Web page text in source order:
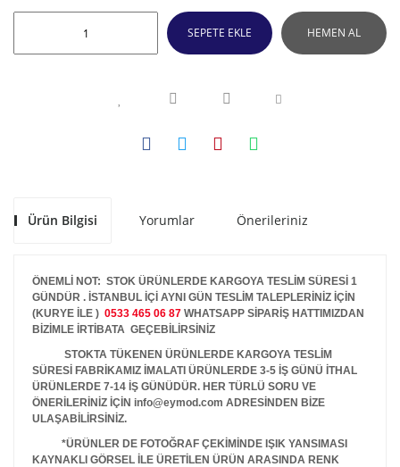
SEPETE EKLE HEMEN AL
Ürün Bilgisi Yorumlar Önerileriniz
ÖNEMLİ NOT: STOK ÜRÜNLERDE KARGOYA TESLİM SÜRESİ 1
GÜNDÜR . İSTANBUL İÇİ AYNI GÜN TESLİM TALEPLERİNİZ İÇİN
(KURYE İLE ) 0533 465 06 87 WHATSAPP SİPARİŞ HATTIMIZDAN
BİZİMLE İRTİBATA GEÇEBİLİRSİNİZ
STOKTA TÜKENEN ÜRÜNLERDE KARGOYA TESLİM
SÜRESİ FABRİKAMIZ İMALATI ÜRÜNLERDE 3-5 İŞ GÜNÜ İTHAL
ÜRÜNLERDE 7-14 İŞ GÜNÜDÜR. HER TÜRLÜ SORU VE
ÖNERİLERİNİZ İÇİN info@eymod.com ADRESİNDEN BİZE
ULAŞABİLİRSİNİZ.
*ÜRÜNLER DE FOTOĞRAF ÇEKİMİNDE IŞIK YANSIMASI
KAYNAKLI GÖRSEL İLE ÜRETİLEN ÜRÜN ARASINDA RENK